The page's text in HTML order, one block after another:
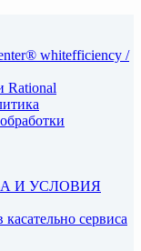
whitefficiency /
Rational
И УСЛОВИЯ
сервиса